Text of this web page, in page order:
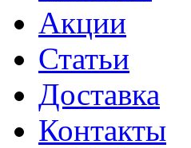
Акции
Статьи
Доставка
Контакты